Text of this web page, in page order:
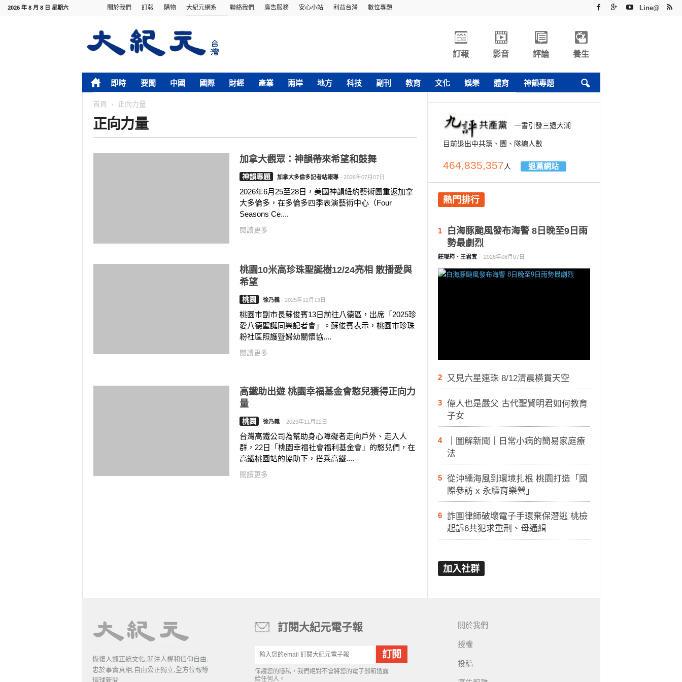
2026 年 8 月 8 日 星期六 關於我們 訂報 購物 大紀元網系 聯絡我們 廣告服務 安心小站 利益台灣 數位專題 Line@
訂報 影音 評論 養生
即時 要聞 中國 國際 財經 產業 兩岸 地方 科技 副刊 教育 文化 娛樂 體育 神韻專題
首頁 正向力量
正向力量
加拿大觀眾：神韻帶來希望和鼓舞
神韻專題 加拿大多倫多記者站報導 - 2026年07月07日
2026年6月25至28日，美國神韻紐約藝術團重返加拿
大多倫多，在多倫多四季表演藝術中心（Four
Seasons Ce....
閱讀更多
桃園10米高珍珠聖誕樹12/24亮相 散播愛與
希望
桃園 徐乃義 - 2025年12月13日
桃園市副市長蘇俊賓13日前往八德區，出席「2025珍
愛八德聖誕同樂記者會」。蘇俊賓表示，桃園市珍珠
粉社區照護暨婦幼關懷協....
閱讀更多
高鐵助出遊 桃園幸福基金會憨兒獲得正向力
量
桃園 徐乃義 - 2023年11月22日
台灣高鐵公司為幫助身心障礙者走向戶外、走入人
群，22日「桃園幸福社會福利基金會」的憨兒們，在
高鐵桃園站的協助下，搭乘高鐵....
閱讀更多
一書引發三退大潮
目前退出中共黨、團、隊總人數
464,835,357人 退黨網站
熱門排行
1
白海豚颱風發布海警 8日晚至9日雨
勢最劇烈
莊璦筠、王君宜 - 2026年08月07日
2 又見六星連珠 8/12清晨橫貫天空
3
偉人也是嚴父 古代聖賢明君如何教育
子女
4
｜圖解新聞｜日常小病的簡易家庭療
法
5
從沖繩海風到環境扎根 桃園打造「國
際參訪 x 永續育樂營」
6
詐團律師破壞電子手環棄保潛逃 桃檢
起訴6共犯求重刑、母通緝
加入社群
恢復人類正統文化,關注人權和信仰自由,
忠於事實真相,自由公正獨立,全方位報導
環球新聞
訂閱大紀元電子報
保護您的隱私，我們絕對不會將您的電子郵箱透露
給任何人。
關於我們
授權
投稿